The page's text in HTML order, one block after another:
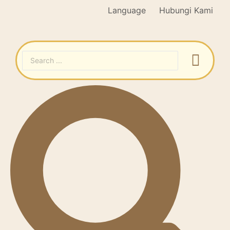
Language Hubungi Kami